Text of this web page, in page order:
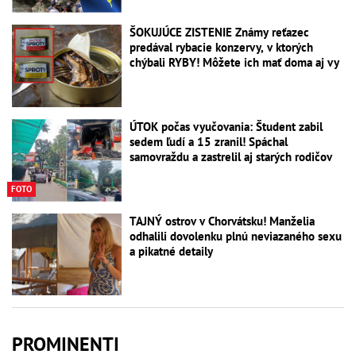
ŠOKUJÚCE ZISTENIE Známy reťazec
predával rybacie konzervy, v ktorých
chýbali RYBY! Môžete ich mať doma aj vy
FOTO
ÚTOK počas vyučovania: Študent zabil
sedem ľudí a 15 zranil! Spáchal
samovraždu a zastrelil aj starých rodičov
TAJNÝ ostrov v Chorvátsku! Manželia
odhalili dovolenku plnú neviazaného sexu
a pikatné detaily
PROMINENTI